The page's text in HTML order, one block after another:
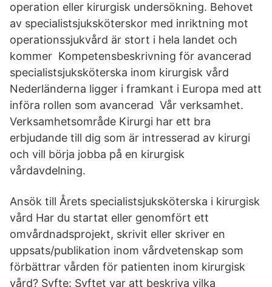
operation eller kirurgisk undersökning. Behovet
av specialistsjuksköterskor med inriktning mot
operationssjukvård är stort i hela landet och
kommer Kompetensbeskrivning för avancerad
specialistsjuksköterska inom kirurgisk vård
Nederländerna ligger i framkant i Europa med att
införa rollen som avancerad Vår verksamhet.
Verksamhetsområde Kirurgi har ett bra
erbjudande till dig som är intresserad av kirurgi
och vill börja jobba på en kirurgisk
vårdavdelning.
Ansök till Årets specialistsjuksköterska i kirurgisk
vård Har du startat eller genomfört ett
omvårdnadsprojekt, skrivit eller skriver en
uppsats/publikation inom vårdvetenskap som
förbättrar vården för patienten inom kirurgisk
vård? Syfte: Syftet var att beskriva vilka